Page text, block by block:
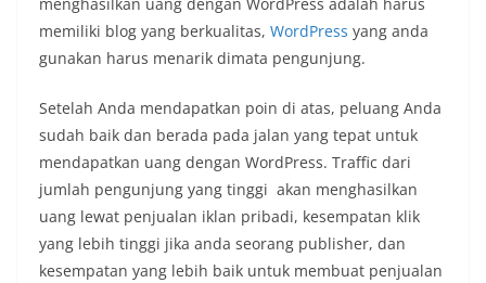
memiliki blog yang berkualitas, WordPress yang anda
gunakan harus menarik dimata pengunjung.
Setelah Anda mendapatkan poin di atas, peluang Anda
sudah baik dan berada pada jalan yang tepat untuk
mendapatkan uang dengan WordPress. Traffic dari
jumlah pengunjung yang tinggi akan menghasilkan
uang lewat penjualan iklan pribadi, kesempatan klik
yang lebih tinggi jika anda seorang publisher, dan
kesempatan yang lebih baik untuk membuat penjualan